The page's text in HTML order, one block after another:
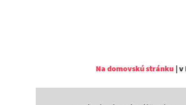
Na domovskú stránku | v